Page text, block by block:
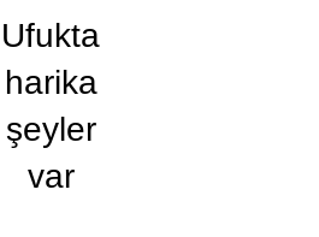
Ufukta
harika
şeyler
var